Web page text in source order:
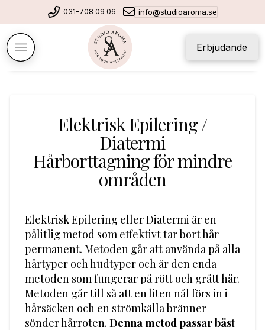
031-708 09 06 info@studioaroma.se
Erbjudande
Elektrisk Epilering /
Diatermi
Hårborttagning för mindre
områden
Elektrisk Epilering eller Diatermi är en
pålitlig metod som effektivt tar bort hår
permanent. Metoden går att använda på alla
hårtyper och hudtyper och är den enda
metoden som fungerar på rött och grått hår.
Metoden går till så att en liten nål förs in i
hårsäcken och en strömkälla bränner
sönder hårroten. Denna metod passar bäst